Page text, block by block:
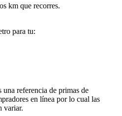
km que recorres.
para tu:
referencia de primas de
en línea por lo cual las
variar.